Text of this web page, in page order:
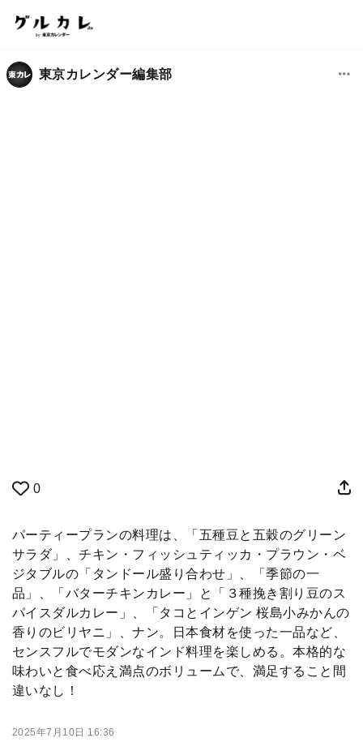
東京カレンダー編集部
0
パーティープランの料理は、「五種豆と五穀のグリーン
サラダ」、チキン・フィッシュティッカ・プラウン・ベ
ジタブルの「タンドール盛り合わせ」、「季節の一
品」、「バターチキンカレー」と「３種挽き割り豆のス
パイスダルカレー」、「タコとインゲン 桜島小みかんの
香りのビリヤニ」、ナン。日本食材を使った一品など、
センスフルでモダンなインド料理を楽しめる。本格的な
味わいと食べ応え満点のボリュームで、満足すること間
違いなし！
2025年7月10日 16:36